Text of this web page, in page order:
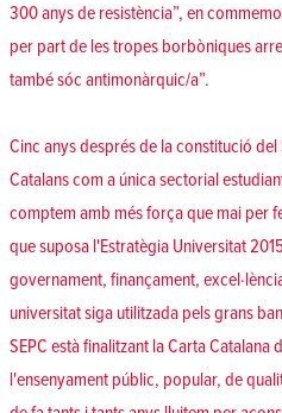
300 anys de resistència”, en
per part de les tropes borbòniques
també sóc antimonàrquic/a”.
Cinc anys després de la constitució
Catalans com a única sectorial
comptem amb més força que mai per
que suposa l'Estratègia Universitat
governament, finançament,
universitat siga utilitzada pels grans
SEPC està finalitzant la Carta
l'ensenyament públic, popular, de